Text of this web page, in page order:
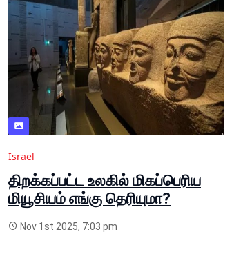
Israel
திறக்கப்பட்ட உலகில் மிகப்பெரிய
மியூசியம் எங்கு தெரியுமா?
Nov 1st 2025, 7:03 pm